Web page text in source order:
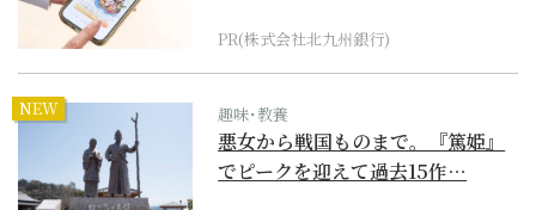
PR(株式会社北九州銀行)
NEW 趣味･教養
悪女から戦国ものまで。『篤姫』
でピークを迎えて過去15作…